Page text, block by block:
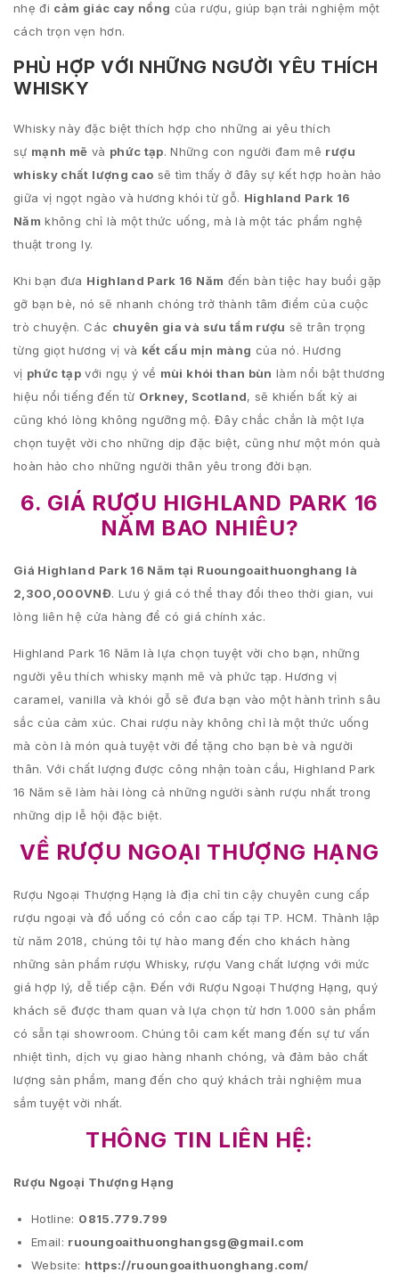
nhẹ đi cảm giác cay nồng của rượu, giúp bạn trải nghiệm một
cách trọn vẹn hơn.
PHÙ HỢP VỚI NHỮNG NGƯỜI YÊU THÍCH
WHISKY
Whisky này đặc biệt thích hợp cho những ai yêu thích
sự mạnh mẽ và phức tạp. Những con người đam mê rượu
whisky chất lượng cao sẽ tìm thấy ở đây sự kết hợp hoàn hảo
giữa vị ngọt ngào và hương khói từ gỗ. Highland Park 16
Năm không chỉ là một thức uống, mà là một tác phẩm nghệ
thuật trong ly.
Khi bạn đưa Highland Park 16 Năm đến bàn tiệc hay buổi gặp
gỡ bạn bè, nó sẽ nhanh chóng trở thành tâm điểm của cuộc
trò chuyện. Các chuyên gia và sưu tầm rượu sẽ trân trọng
từng giọt hương vị và kết cấu mịn màng của nó. Hương
vị phức tạpvới ngụ ý về mùi khói than bùn làm nổi bật thương
hiệu nổi tiếng đến từ Orkney, Scotland, sẽ khiến bất kỳ ai
cũng khó lòng không ngưỡng mộ. Đây chắc chắn là một lựa
chọn tuyệt vời cho những dịp đặc biệt, cũng như một món quà
hoàn hảo cho những người thân yêu trong đời bạn.
6. GIÁ RƯỢU HIGHLAND PARK 16
NĂM BAO NHIÊU?
Giá Highland Park 16 Năm tại Ruoungoaithuonghang là
2,300,000VNĐ. Lưu ý giá có thể thay đổi theo thời gian, vui
lòng liên hệ cửa hàng để có giá chính xác.
Highland Park 16 Năm là lựa chọn tuyệt vời cho bạn, những
người yêu thích whisky mạnh mẽ và phức tạp. Hương vị
caramel, vanilla và khói gỗ sẽ đưa bạn vào một hành trình sâu
sắc của cảm xúc. Chai rượu này không chỉ là một thức uống
mà còn là món quà tuyệt vời để tặng cho bạn bè và người
thân. Với chất lượng được công nhận toàn cầu, Highland Park
16 Năm sẽ làm hài lòng cả những người sành rượu nhất trong
những dịp lễ hội đặc biệt.
VỀ RƯỢU NGOẠI THƯỢNG HẠNG
Rượu Ngoại Thượng Hạng là địa chỉ tin cậy chuyên cung cấp
rượu ngoại và đồ uống có cồn cao cấp tại TP. HCM. Thành lập
từ năm 2018, chúng tôi tự hào mang đến cho khách hàng
những sản phẩm rượu Whisky, rượu Vang chất lượng với mức
giá hợp lý, dễ tiếp cận. Đến với Rượu Ngoại Thượng Hạng, quý
khách sẽ được tham quan và lựa chọn từ hơn 1.000 sản phẩm
có sẵn tại showroom. Chúng tôi cam kết mang đến sự tư vấn
nhiệt tình, dịch vụ giao hàng nhanh chóng, và đảm bảo chất
lượng sản phẩm, mang đến cho quý khách trải nghiệm mua
sắm tuyệt vời nhất.
THÔNG TIN LIÊN HỆ:
Rượu Ngoại Thượng Hạng
Hotline: 0815.779.799
Email: ruoungoaithuonghangsg@gmail.com
Website: https://ruoungoaithuonghang.com/